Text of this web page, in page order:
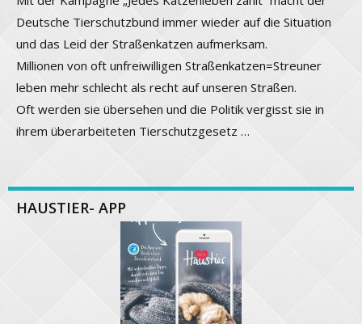
Deutsche Tierschutzbund immer wieder auf die Situation
und das Leid der Straßenkatzen aufmerksam.
Millionen von oft unfreiwilligen Straßenkatzen=Streuner
leben mehr schlecht als recht auf unseren Straßen.
Oft werden sie übersehen und die Politik vergisst sie in
ihrem überarbeiteten Tierschutzgesetz …
HAUSTIER- APP